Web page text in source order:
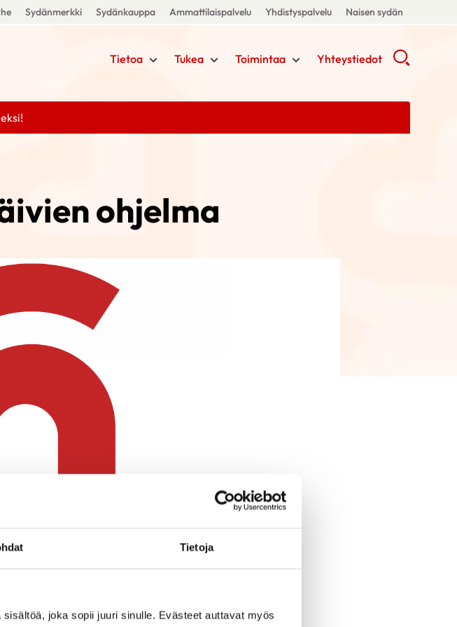
Tietoja
joka sopii juuri sinulle. Evästeet auttavat myös
Sydänmerkki Sydänkauppa Ammattilaispalvelu Yhdistyspalvelu Naisen sydän
Tietoa Tukea Toimintaa Yhteystiedot
ohjelma